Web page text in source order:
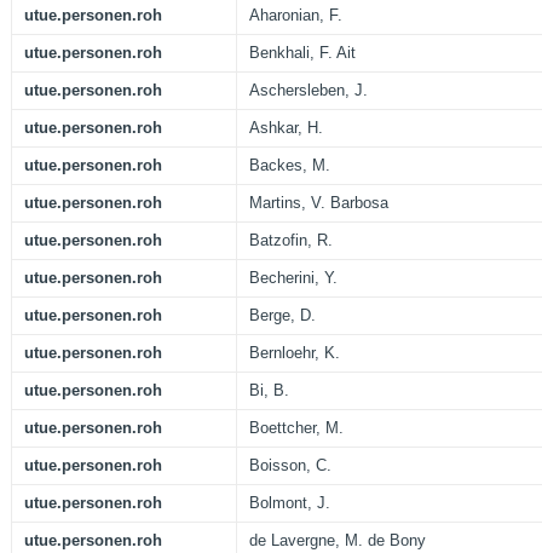
utue.personen.roh Aharonian, F.
utue.personen.roh Benkhali, F. Ait
utue.personen.roh Aschersleben, J.
utue.personen.roh Ashkar, H.
utue.personen.roh Backes, M.
utue.personen.roh Martins, V. Barbosa
utue.personen.roh Batzofin, R.
utue.personen.roh Becherini, Y.
utue.personen.roh Berge, D.
utue.personen.roh Bernloehr, K.
utue.personen.roh Bi, B.
utue.personen.roh Boettcher, M.
utue.personen.roh Boisson, C.
utue.personen.roh Bolmont, J.
utue.personen.roh de Lavergne, M. de Bony